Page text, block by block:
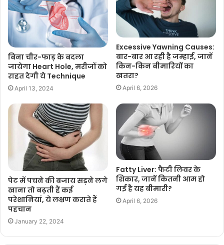
बिना चीर-फाड़ के बदला
जायेगा Heart Hole, मरीजों को
राहत देगी ये Technique
April 13, 2024
Excessive Yawning Causes:
बार-बार आ रही है जम्हाई, जानें
किन-किन बीमारियों का
खतरा?
April 6, 2026
पेट में पचने की बजाय सड़ने लगे
खाना तो बढ़ती हैं कई
परेशानियां, ये लक्षण कराते हैं
पहचान
January 22, 2024
Fatty Liver: फैटी लिवर के
शिकार, जानें कितनी आम हो
गई है यह बीमारी?
April 6, 2026